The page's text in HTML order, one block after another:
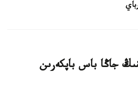
جاڭا باس باپكەرىن